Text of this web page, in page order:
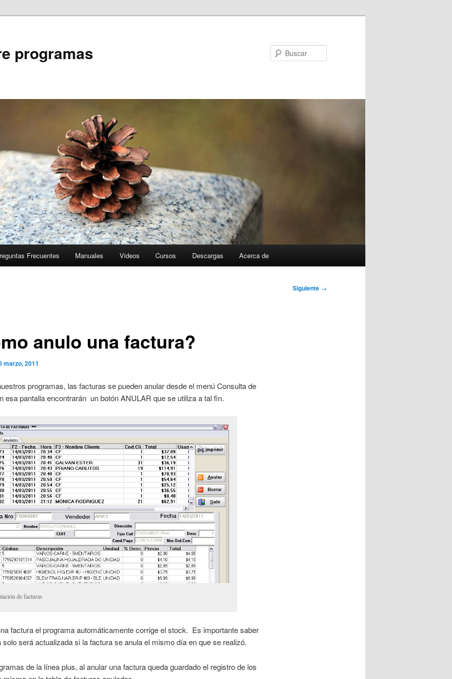
programas
Frecuentes Manuales Videos Cursos Descargas Acerca de
Siguiente →
anulo una factura?
marzo, 2011
programas, las facturas se pueden anular desde el menú Consulta de
esa pantalla encontrarán un botón ANULAR que se utiliza a tal fin.
de facturas
factura el programa automáticamente corrige el stock. Es importante saber
solo será actualizada si la factura se anula el mismo día en que se realizó.
de la línea plus, al anular una factura queda guardado el registro de los